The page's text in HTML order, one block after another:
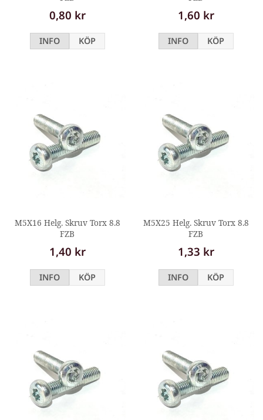
0,80 kr
INFO KÖP
1,60 kr
INFO KÖP
M5X16 Helg. Skruv Torx 8.8
FZB
1,40 kr
INFO KÖP
M5X25 Helg. Skruv Torx 8.8
FZB
1,33 kr
INFO KÖP